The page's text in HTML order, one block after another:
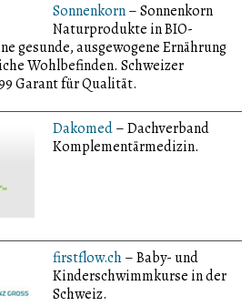
Sonnenkorn– Sonnenkorn
Naturprodukte in BIO-
gesunde, ausgewogene Ernährung
Wohlbefinden. Schweizer
Garant für Qualität.
Dakomed– Dachverband
Komplementärmedizin.
firstflow.ch– Baby- und
Kinderschwimmkurse in der
Schweiz.